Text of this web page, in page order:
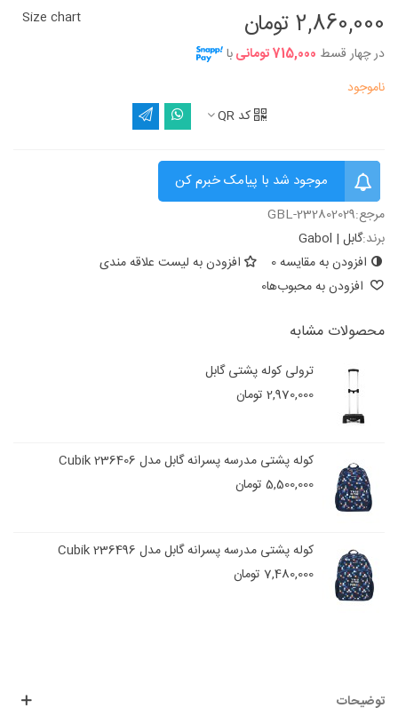
2,860,000 تومان
در چهار قسط 715,000 تومانی با
Size chart
ناموجود
کد QR
موجود شد با پیامک خبرم کن
مرجع:GBL-232802029
برند:گابل | Gabol
افزودن به مقایسه0
افزودن به لیست علاقه مندی
افزودن به محبوب‌ها0
محصولات مشابه
ترولی کوله پشتی گابل
2,970,000 تومان
کوله پشتی مدرسه پسرانه گابل مدل Cubik 236406
5,500,000 تومان
کوله پشتی مدرسه پسرانه گابل مدل Cubik 236496
7,480,000 تومان
توضیحات